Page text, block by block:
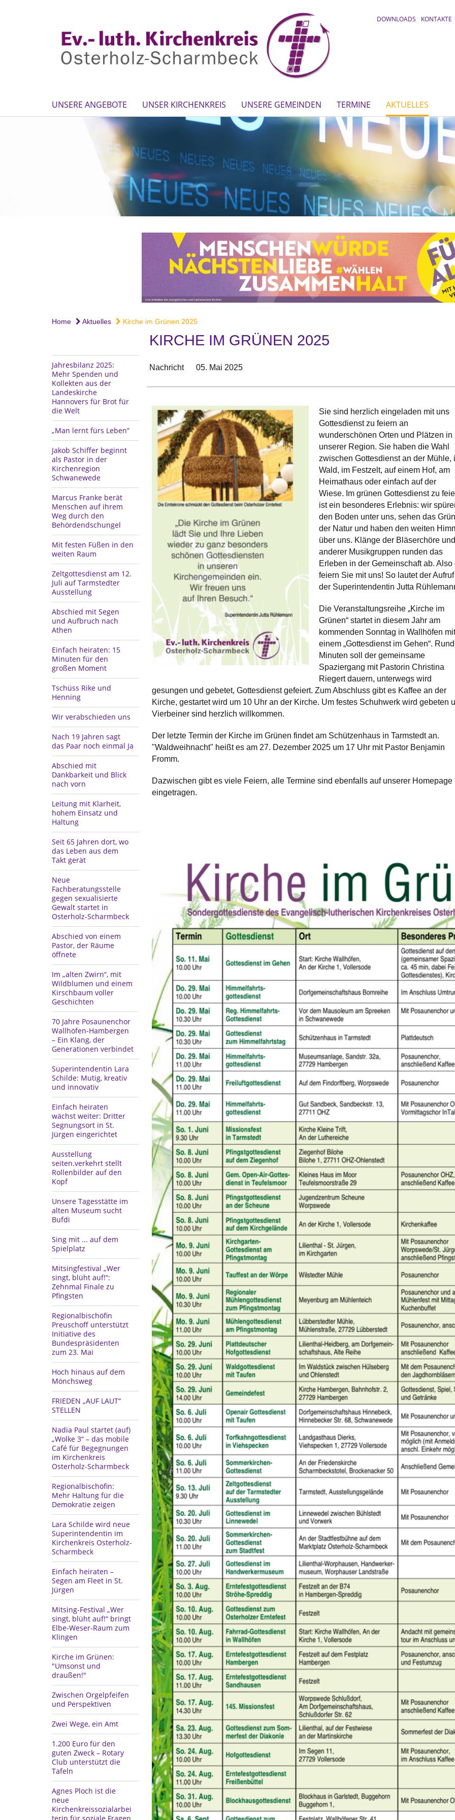
DOWNLOADS KONTAKTE
UNSERE ANGEBOTE UNSER KIRCHENKREIS UNSERE GEMEINDEN TERMINE AKTUELLES
Home Aktuelles Kirche im Grünen 2025
Jahresbilanz 2025:
Mehr Spenden und
Kollekten aus der
Landeskirche
Hannovers für Brot für
die Welt
„Man lernt fürs Leben“
Jakob Schiffer beginnt
als Pastor in der
Kirchenregion
Schwanewede
Marcus Franke berät
Menschen auf ihrem
Weg durch den
Behördendschungel
Mit festen Füßen in den
weiten Raum
Zeltgottesdienst am 12.
Juli auf Tarmstedter
Ausstellung
Abschied mit Segen
und Aufbruch nach
Athen
Einfach heiraten: 15
Minuten für den
großen Moment
Tschüss Rike und
Henning
Wir verabschieden uns
Nach 19 Jahren sagt
das Paar noch einmal Ja
Abschied mit
Dankbarkeit und Blick
nach vorn
Leitung mit Klarheit,
hohem Einsatz und
Haltung
Seit 65 Jahren dort, wo
das Leben aus dem
Takt gerät
Neue
Fachberatungsstelle
gegen sexualisierte
Gewalt startet in
Osterholz-Scharmbeck
Abschied von einem
Pastor, der Räume
öffnete
Im „alten Zwirn“, mit
Wildblumen und einem
Kirschbaum voller
Geschichten
70 Jahre Posaunenchor
Wallhöfen-Hambergen
– Ein Klang, der
Generationen verbindet
Superintendentin Lara
Schilde: Mutig, kreativ
und innovativ
Einfach heiraten
wächst weiter: Dritter
Segnungsort in St.
Jürgen eingerichtet
Ausstellung
seiten.verkehrt stellt
Rollenbilder auf den
Kopf
Unsere Tagesstätte im
alten Museum sucht
Bufdi
Sing mit ... auf dem
Spielplatz
Mitsingfestival „Wer
singt, blüht auf!“:
Zehnmal Finale zu
Pfingsten
Regionalbischöfin
Preuschoff unterstützt
Initiative des
Bundespräsidenten
zum 23. Mai
Hoch hinaus auf dem
Mönchsweg
FRIEDEN „AUF LAUT“
STELLEN
Nadia Paul startet (auf)
„Wolke 3“ – das mobile
Café für Begegnungen
im Kirchenkreis
Osterholz-Scharmbeck
Regionalbischöfin:
Mehr Haltung für die
Demokratie zeigen
Lara Schilde wird neue
Superintendentin im
Kirchenkreis Osterholz-
Scharmbeck
Einfach heiraten –
Segen am Fleet in St.
Jürgen
Mitsing-Festival „Wer
singt, blüht auf!“ bringt
Elbe-Weser-Raum zum
Klingen
Kirche im Grünen:
"Umsonst und
draußen!"
Zwischen Orgelpfeifen
und Perspektiven
Zwei Wege, ein Amt
1.200 Euro für den
guten Zweck – Rotary
Club unterstützt die
Tafeln
Agnes Ploch ist die
neue
Kirchenkreissozialarbei
KIRCHE IM GRÜNEN 2025
Nachricht 05. Mai 2025
Sie sind herzlich eingeladen mit uns
Gottesdienst zu feiern an
wunderschönen Orten und Plätzen in
unserer Region. Sie haben die Wahl
zwischen Gottesdienst an der Mühle,
Wald, im Festzelt, auf einem Hof, am
Heimathaus oder einfach auf der
Wiese. Im grünen Gottesdienst zu
ist ein besonderes Erlebnis: wir
den Boden unter uns, sehen das
der Natur und haben den weiten
über uns. Klänge der Bläserchöre
anderer Musikgruppen runden das
Erleben in der Gemeinschaft ab. Also
feiern Sie mit uns! So lautet der Aufruf
der Superintendentin Jutta
Die Veranstaltungsreihe „Kirche im
Grünen“ startet in diesem Jahr am
kommenden Sonntag in Wallhöfen
einem „Gottesdienst im Gehen“.
Minuten soll der gemeinsame
Spaziergang mit Pastorin Christina
Riegert dauern, unterwegs wird
gesungen und gebetet, Gottesdienst gefeiert. Zum Abschluss gibt es Kaffee an der
Kirche, gestartet wird um 10 Uhr an der Kirche. Um festes Schuhwerk wird gebeten
Vierbeiner sind herzlich willkommen.
Der letzte Termin der Kirche im Grünen findet am Schützenhaus in Tarmstedt an.
"Waldweihnacht" heißt es am 27. Dezember 2025 um 17 Uhr mit Pastor Benjamin
Fromm.
Dazwischen gibt es viele Feiern, alle Termine sind ebenfalls auf unserer Homepage
eingetragen.